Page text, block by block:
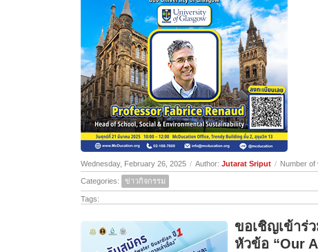
Wednesday, February 26, 2025 / Author: Jutarat Sriput / Number of
Categories: ข่าวกิจกรรม
Tags:
ขอเชิญเข้าร่
หัวข้อ “Our